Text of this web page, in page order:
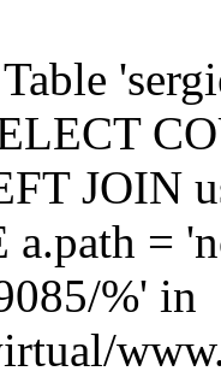
JOIN
=
%' in